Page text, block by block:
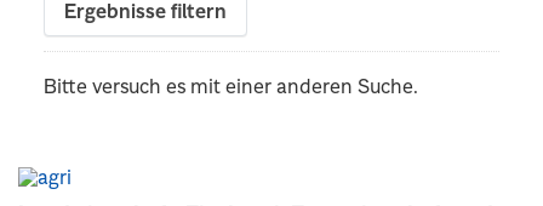
Ergebnisse filtern
Bitte versuch es mit einer anderen Suche.